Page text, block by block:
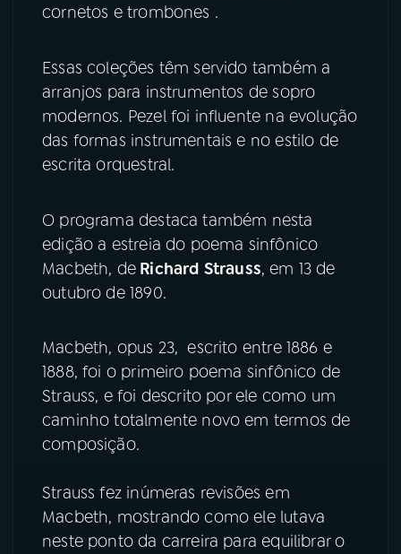
cornetos e trombones .
Essas coleções têm servido também a
arranjos para instrumentos de sopro
modernos. Pezel foi influente na evolução
das formas instrumentais e no estilo de
escrita orquestral.
O programa destaca também nesta
edição a estreia do poema sinfônico
Macbeth, deRichard Strauss, em 13 de
outubro de 1890.
Macbeth, opus 23, escrito entre 1886 e
1888, foi o primeiro poema sinfônico de
Strauss, e foi descrito por ele como um
caminho totalmente novo em termos de
composição.
Strauss fez inúmeras revisões em
Macbeth, mostrando como ele lutava
neste ponto da carreira para equilibrar o